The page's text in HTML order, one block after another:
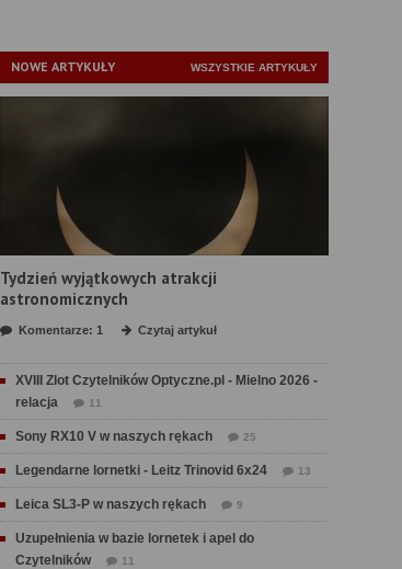
NOWE ARTYKUŁY WSZYSTKIE ARTYKUŁY
Tydzień wyjątkowych atrakcji
astronomicznych
Komentarze: 1 Czytaj artykuł
XVIII Zlot Czytelników Optyczne.pl - Mielno 2026 -
relacja
11
Sony RX10 V w naszych rękach 25
Legendarne lornetki - Leitz Trinovid 6x24 13
Leica SL3-P w naszych rękach 9
Uzupełnienia w bazie lornetek i apel do
Czytelników
11